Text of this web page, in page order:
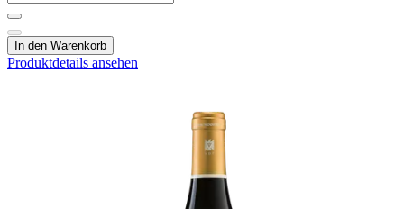
In den Warenkorb
Produktdetails ansehen